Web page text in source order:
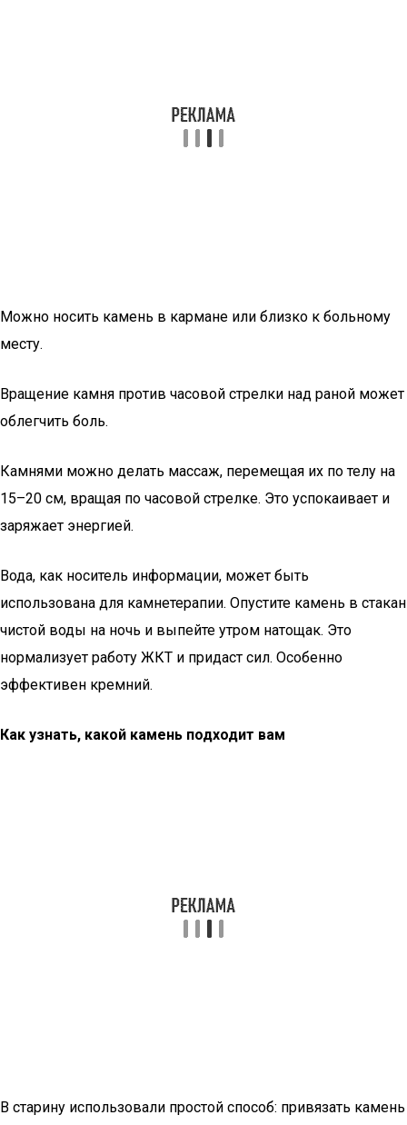
Можно носить камень в кармане или близко к больному
месту.
Вращение камня против часовой стрелки над раной может
облегчить боль.
Камнями можно делать массаж, перемещая их по телу на
15–20 см, вращая по часовой стрелке. Это успокаивает и
заряжает энергией.
Вода, как носитель информации, может быть
использована для камнетерапии. Опустите камень в стакан
чистой воды на ночь и выпейте утром натощак. Это
нормализует работу ЖКТ и придаст сил. Особенно
эффективен кремний.
Как узнать, какой камень подходит вам
В старину использовали простой способ: привязать камень